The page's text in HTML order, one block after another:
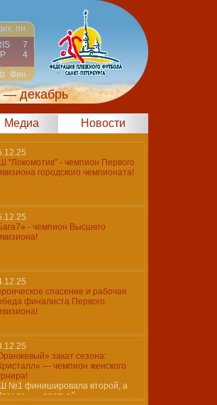
пн
7
4
Фин
— декабрь
Медиа Новости
"Локомотив" - чемпион Первого
городского чемпионата!
- чемпион Высшего
спасение и рабочая
финалиста Первого
закат сезона:
— чемпион женского
№1 финишировала второй, а
— третьей…